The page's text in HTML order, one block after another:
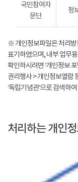
국민참여자
문단
정
※ 개인정보파일은 처리방
표기하였으며, 내부 업무
확인하시려면 ‘개인정보
권리행사 > 개인정보열람
‘독립기념관’으로 검색하
처리하는 개인